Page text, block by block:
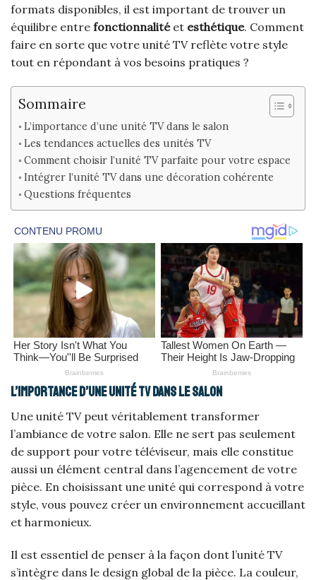
formats disponibles, il est important de trouver un
équilibre entre fonctionnalitéet esthétique. Comment
faire en sorte que votre unité TV reflète votre style
tout en répondant à vos besoins pratiques ?
Sommaire
L’importance d’une unité TV dans le salon
Les tendances actuelles des unités TV
Comment choisir l’unité TV parfaite pour votre espace
Intégrer l’unité TV dans une décoration cohérente
Questions fréquentes
L’importance d’une unité TV dans le salon
Une unité TV peut véritablement transformer
l’ambiance de votre salon. Elle ne sert pas seulement
de support pour votre téléviseur, mais elle constitue
aussi un élément central dans l’agencement de votre
pièce. En choisissant une unité qui correspond à votre
style, vous pouvez créer un environnement accueillant
et harmonieux.
Il est essentiel de penser à la façon dont l’unité TV
s’intègre dans le design global de la pièce. La couleur,